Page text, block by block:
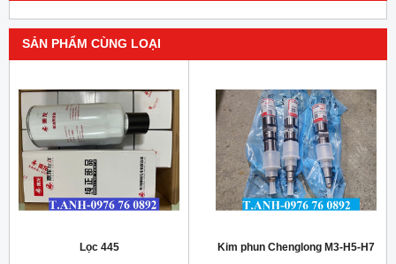
SẢN PHẨM CÙNG LOẠI
Lọc 445 Kim phun Chenglong M3-H5-H7